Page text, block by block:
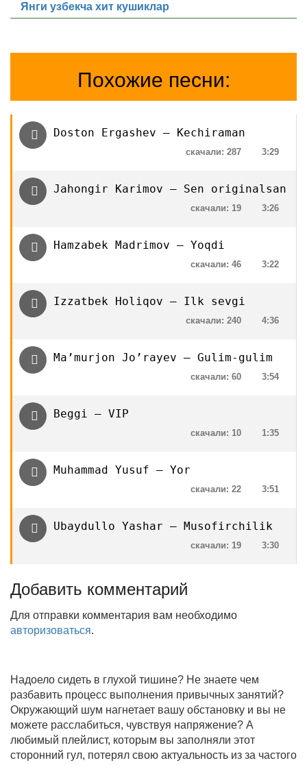
Янги узбекча хит кушиклар
Похожие песни:
Doston Ergashev — Kechiraman
3:29
скачали: 287
Jahongir Karimov — Sen originalsan
3:26
скачали: 19
Hamzabek Madrimov — Yoqdi
3:22
скачали: 46
Izzatbek Holiqov — Ilk sevgi
4:36
скачали: 240
Ma’murjon Jo’rayev — Gulim-gulim
3:54
скачали: 60
Beggi — VIP
1:35
скачали: 10
Muhammad Yusuf — Yor
3:51
скачали: 22
Ubaydullo Yashar — Musofirchilik
3:30
скачали: 19
Добавить комментарий
Для отправки комментария вам необходимо
авторизоваться.
Надоело сидеть в глухой тишине? Не знаете чем
разбавить процесс выполнения привычных занятий?
Окружающий шум нагнетает вашу обстановку и вы не
можете расслабиться, чувствуя напряжение? А
любимый плейлист, которым вы заполняли этот
сторонний гул, потерял свою актуальность из за частого